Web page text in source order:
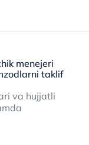
menejeri
taklif
va hujjatli